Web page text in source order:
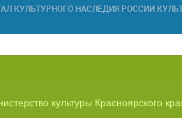
культуры Красноярского